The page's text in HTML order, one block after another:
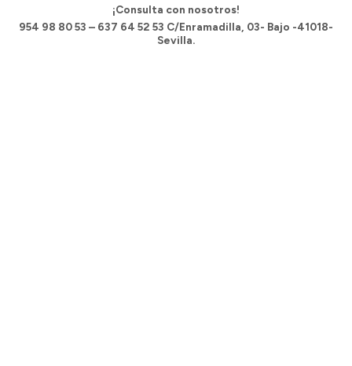
¡Consulta con nosotros!
954 98 80 53 – 637 64 52 53 C/Enramadilla, 03- Bajo -41018-
Sevilla.